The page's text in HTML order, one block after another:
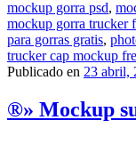
mockup gorra psd,
mockup gorra trucker
para gorras gratis,
trucker cap mockup
Publicado en 23 abril,
®» Mockup